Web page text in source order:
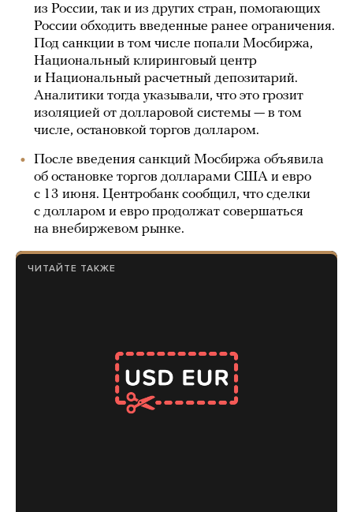
из России, так и из других стран, помогающих
России обходить введенные ранее ограничения.
Под санкции в том числе попали Мосбиржа,
Национальный клиринговый центр
и Национальный расчетный депозитарий.
Аналитики тогда указывали, что это грозит
изоляцией от долларовой системы — в том
числе, остановкой торгов долларом.
После введения санкций Мосбиржа объявила
об остановке торгов долларами США и евро
с 13 июня. Центробанк сообщил, что сделки
с долларом и евро продолжат совершаться
на внебиржевом рынке.
ЧИТАЙТЕ ТАКЖЕ